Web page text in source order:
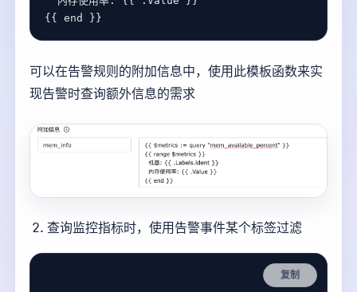
{{ end
可以在告警规则的附加信息中，使用此模板函数来实
现告警时查询额外信息的需求
查询监控指标时，使用告警事件某个标签过滤
复制